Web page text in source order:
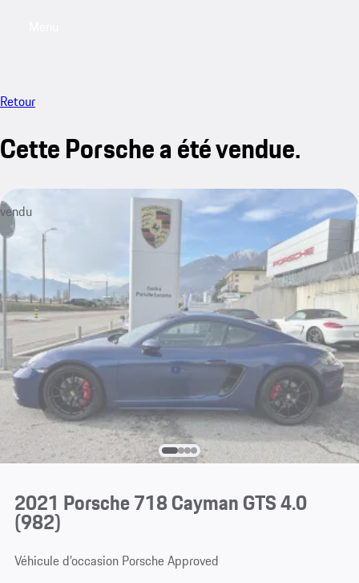
Retour
Cette Porsche a été vendue.
vendu
2021 Porsche 718 Cayman GTS 4.0
(982)
Véhicule d’occasion Porsche Approved